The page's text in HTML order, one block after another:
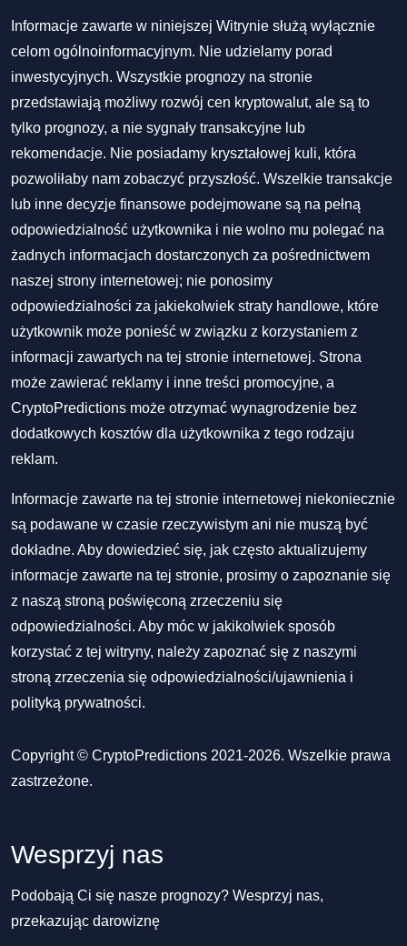
Informacje zawarte w niniejszej Witrynie służą wyłącznie
celom ogólnoinformacyjnym. Nie udzielamy porad
inwestycyjnych. Wszystkie prognozy na stronie
przedstawiają możliwy rozwój cen kryptowalut, ale są to
tylko prognozy, a nie sygnały transakcyjne lub
rekomendacje. Nie posiadamy kryształowej kuli, która
pozwoliłaby nam zobaczyć przyszłość. Wszelkie transakcje
lub inne decyzje finansowe podejmowane są na pełną
odpowiedzialność użytkownika i nie wolno mu polegać na
żadnych informacjach dostarczonych za pośrednictwem
naszej strony internetowej; nie ponosimy
odpowiedzialności za jakiekolwiek straty handlowe, które
użytkownik może ponieść w związku z korzystaniem z
informacji zawartych na tej stronie internetowej. Strona
może zawierać reklamy i inne treści promocyjne, a
CryptoPredictions może otrzymać wynagrodzenie bez
dodatkowych kosztów dla użytkownika z tego rodzaju
reklam.
Informacje zawarte na tej stronie internetowej niekoniecznie
są podawane w czasie rzeczywistym ani nie muszą być
dokładne. Aby dowiedzieć się, jak często aktualizujemy
informacje zawarte na tej stronie, prosimy o zapoznanie się
z naszą stroną poświęconą zrzeczeniu się
odpowiedzialności. Aby móc w jakikolwiek sposób
korzystać z tej witryny, należy zapoznać się z naszymi
stroną zrzeczenia się odpowiedzialności/ujawnienia i
polityką prywatności.
Copyright © CryptoPredictions 2021-2026. Wszelkie prawa
zastrzeżone.
Wesprzyj nas
Podobają Ci się nasze prognozy? Wesprzyj nas,
przekazując darowiznę